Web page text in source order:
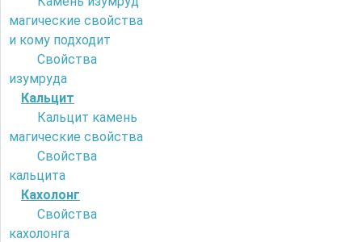
магические свойства
и кому подходит
Свойства
изумруда
Кальцит
Кальцит камень
магические свойства
Свойства
кальцита
Кахолонг
Свойства
кахолонга